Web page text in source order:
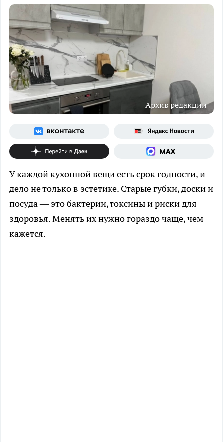
Архив редакции
У каждой кухонной вещи есть срок годности, и
дело не только в эстетике. Старые губки, доски и
посуда — это бактерии, токсины и риски для
здоровья. Менять их нужно гораздо чаще, чем
кажется.